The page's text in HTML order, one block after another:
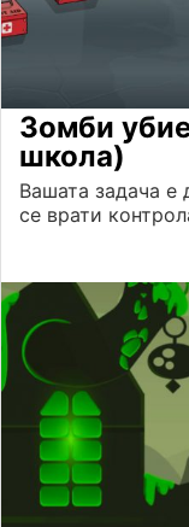
Зомби
школа)
Вашата задача е
се врати